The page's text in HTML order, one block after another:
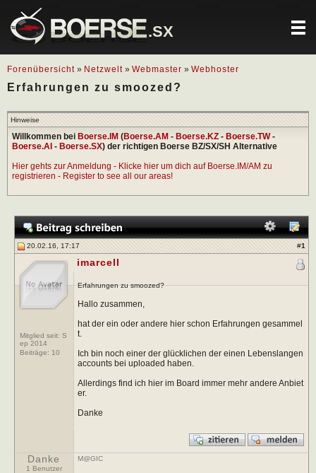
.SX
Forenübersicht » Netzwelt » Webmaster » Webhoster
Erfahrungen zu smoozed?
Hinweise
Willkommen bei Boerse.IM (Boerse.AM - Boerse.KZ - Boerse.TW-
Boerse.AI - Boerse.SX) der richtigen Boerse BZ/SX/SH Alternative
Hier gehts zur Anmeldung - Klicke hier um dich auf Boerse.IM/AM zu
registrieren - Register to see all our areas!
20.02.16, 17:17 #1
Mitglied seit: S
ep 2014
Beiträge: 10
imarcell
Erfahrungen zu smoozed?
Hallo zusammen,
hat der ein oder andere hier schon Erfahrungen gesammel
t.
Ich bin noch einer der glücklichen der einen Lebenslangen
accounts bei uploaded haben.
Allerdings find ich hier im Board immer mehr andere Anbiet
er.
Danke
Danke
1 Benutzer
M@GIC